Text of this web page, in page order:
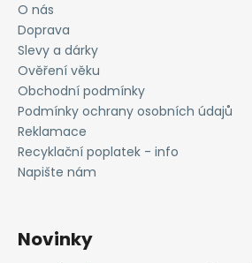
O nás
Doprava
Slevy a dárky
Ověření věku
Obchodní podmínky
Podmínky ochrany osobních údajů
Reklamace
Recyklační poplatek - info
Napište nám
Novinky